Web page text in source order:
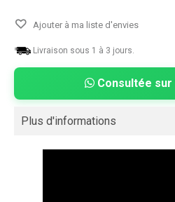
Ajouter à ma liste d'envies
Livraison sous 1 à 3 jours.
Consultée sur
Plus d'informations